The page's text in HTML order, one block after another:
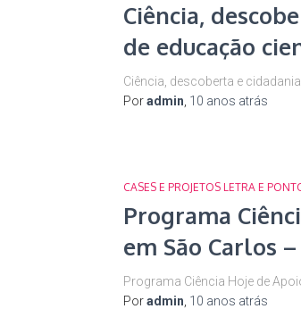
Ciência,
de educação
Ciência, descoberta e
Poradmin 10 anos atrás
CASES E PROJETOS LETRA E
Programa
em São Carlos
Programa Ciência Hoje de
Poradmin 10 anos atrás